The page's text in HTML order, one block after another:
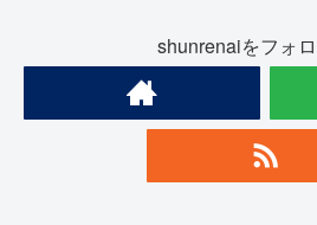
shunrenaiをフォ